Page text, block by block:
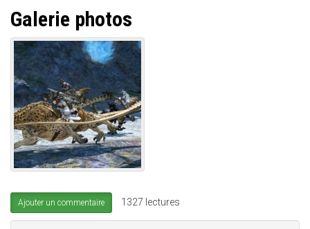
Galerie photos
Ajouter un commentaire 1327 lectures